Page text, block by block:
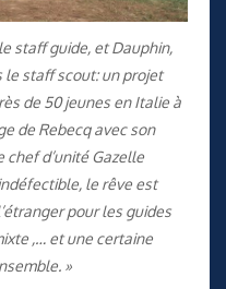
staff guide, et Dauphin,
staff scout: un projet
de 50 jeunes en Italie à
de Rebecq avec son
d’unité Gazelle
le rêve est
pour les guides
,… et une certaine
»